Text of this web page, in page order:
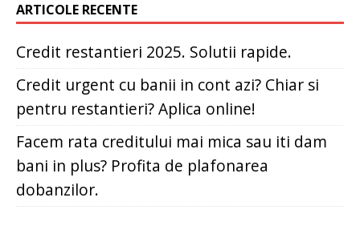
ARTICOLE RECENTE
Credit restantieri 2025. Solutii rapide.
Credit urgent cu banii in cont azi? Chiar si
pentru restantieri? Aplica online!
Facem rata creditului mai mica sau iti dam
bani in plus? Profita de plafonarea
dobanzilor.